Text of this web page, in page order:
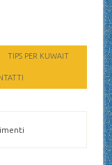
TIPS PER KUWAIT